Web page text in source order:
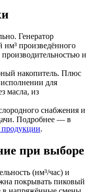
Генератор
нм³ произведённого
и
накопитель. Плюс
для
масла, из
снабжения и
Подробнее — в
продукции.
при выборе
(нм³/час) и
покрывать пиковый